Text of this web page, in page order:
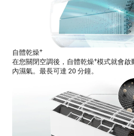
自體乾燥+
在您關閉空調後，自體乾燥+模式就會啟
內濕氣。最長可達 20 分鐘。